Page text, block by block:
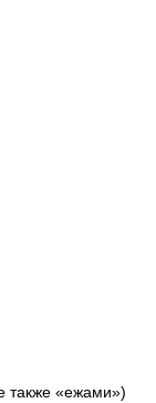
также «ежами»)